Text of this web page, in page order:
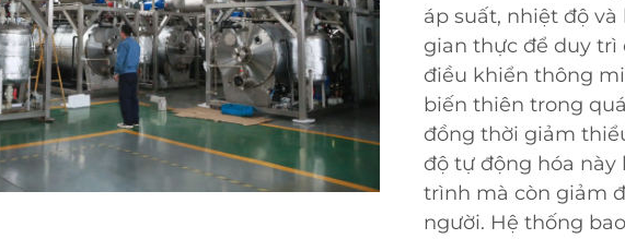
áp suất, nhiệt độ
gian thực để duy trì
điều khiển thông
biến thiên trong
đồng thời giảm
độ tự động hóa
trình mà còn giảm
người. Hệ thống